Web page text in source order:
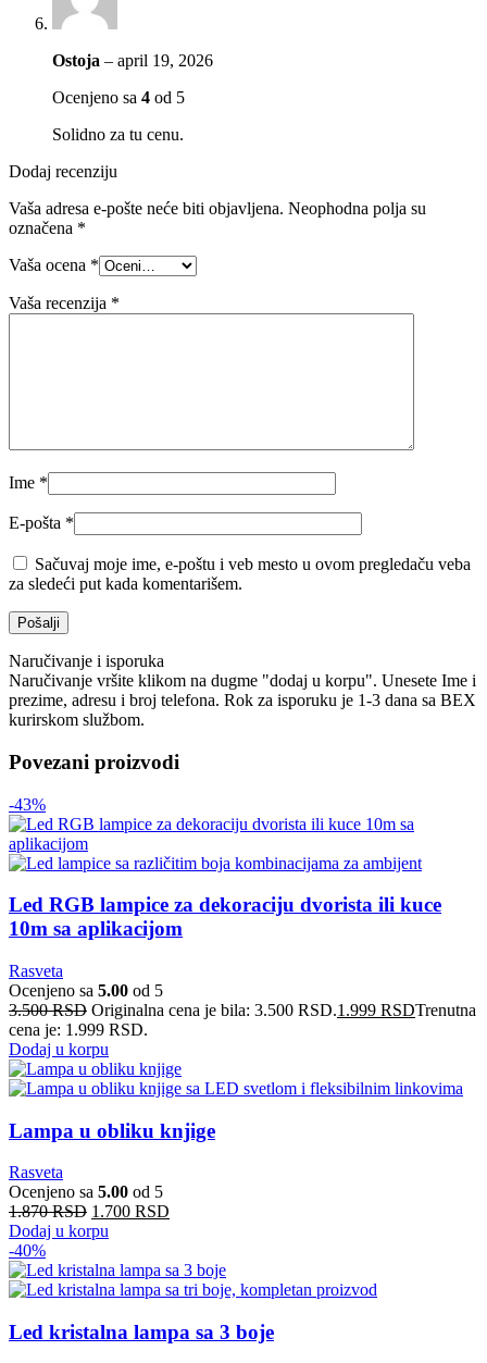
Ostoja – april 19, 2026
Ocenjeno sa 4 od 5
Solidno za tu cenu.
Dodaj recenziju
Vaša adresa e-pošte neće biti objavljena. Neophodna polja su
označena *
Vaša ocena *
Vaša recenzija *
Ime *
E-pošta *
Sačuvaj moje ime, e-poštu i veb mesto u ovom pregledaču veba
za sledeći put kada komentarišem.
Naručivanje i isporuka
Naručivanje vršite klikom na dugme "dodaj u korpu". Unesete Ime i
prezime, adresu i broj telefona. Rok za isporuku je 1-3 dana sa BEX
kurirskom službom.
Povezani proizvodi
-43%
Led RGB lampice za dekoraciju dvorista ili kuce
10m sa aplikacijom
Rasveta
Ocenjeno sa 5.00 od 5
3.500RSD Originalna cena je bila: 3.500 RSD.1.999 RSDTrenutna
cena je: 1.999 RSD.
Dodaj u korpu
Lampa u obliku knjige
Rasveta
Ocenjeno sa 5.00 od 5
1.870RSD 1.700 RSD
Dodaj u korpu
-40%
Led kristalna lampa sa 3 boje